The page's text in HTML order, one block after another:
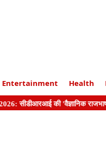
Entertainment Health